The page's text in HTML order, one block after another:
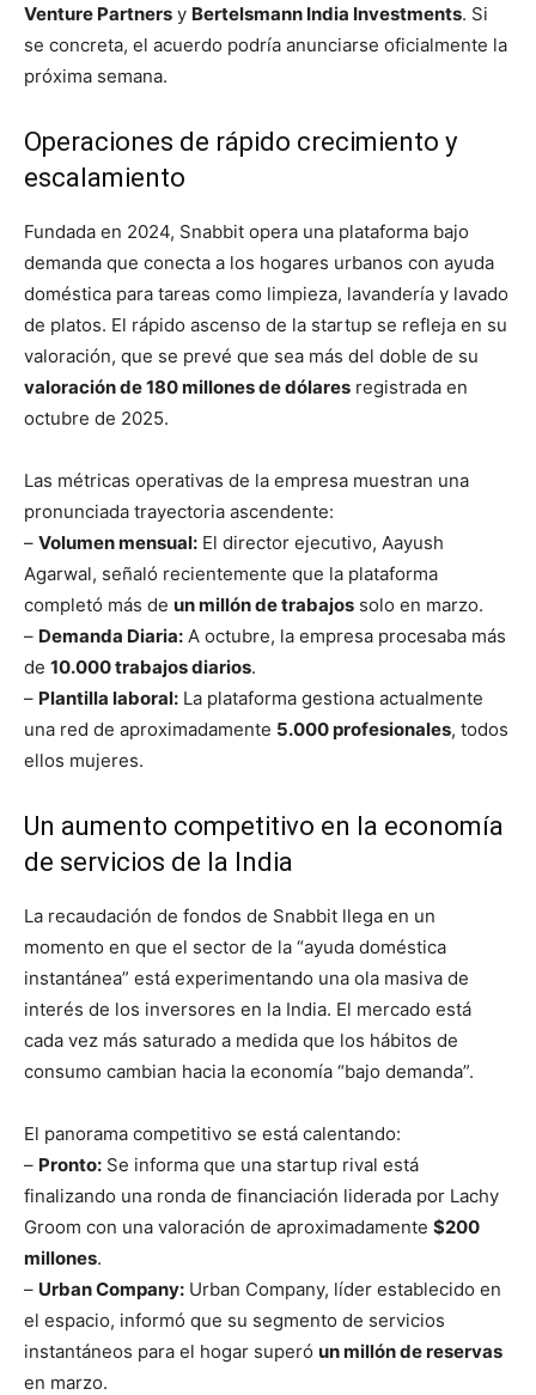
Venture Partners y Bertelsmann India Investments. Si
se concreta, el acuerdo podría anunciarse oficialmente la
próxima semana.
Operaciones de rápido crecimiento y
escalamiento
Fundada en 2024, Snabbit opera una plataforma bajo
demanda que conecta a los hogares urbanos con ayuda
doméstica para tareas como limpieza, lavandería y lavado
de platos. El rápido ascenso de la startup se refleja en su
valoración, que se prevé que sea más del doble de su
valoración de 180 millones de dólares registrada en
octubre de 2025.
Las métricas operativas de la empresa muestran una
pronunciada trayectoria ascendente:
– Volumen mensual: El director ejecutivo, Aayush
Agarwal, señaló recientemente que la plataforma
completó más de un millón de trabajos solo en marzo.
– Demanda Diaria: A octubre, la empresa procesaba más
de 10.000 trabajos diarios.
– Plantilla laboral: La plataforma gestiona actualmente
una red de aproximadamente 5.000 profesionales, todos
ellos mujeres.
Un aumento competitivo en la economía
de servicios de la India
La recaudación de fondos de Snabbit llega en un
momento en que el sector de la “ayuda doméstica
instantánea” está experimentando una ola masiva de
interés de los inversores en la India. El mercado está
cada vez más saturado a medida que los hábitos de
consumo cambian hacia la economía “bajo demanda”.
El panorama competitivo se está calentando:
– Pronto: Se informa que una startup rival está
finalizando una ronda de financiación liderada por Lachy
Groom con una valoración de aproximadamente $200
millones.
– Urban Company: Urban Company, líder establecido en
el espacio, informó que su segmento de servicios
instantáneos para el hogar superó un millón de reservas
en marzo.